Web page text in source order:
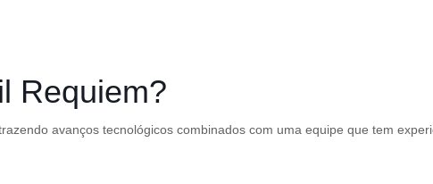
Requiem?
avanços tecnológicos combinados com uma equipe que tem